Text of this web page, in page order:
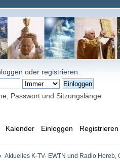
oder registrieren
Passwort und Sitzungslänge
Kalender Einloggen Registrieren
Aktuelles K-TV- EWTN und Radio Horeb,